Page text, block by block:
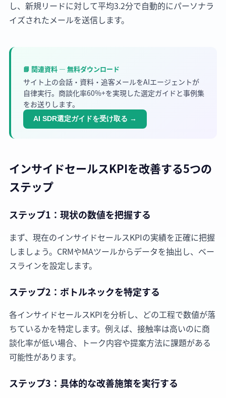
し、新規リードに対して平均3.2分で自動的にパーソナラ
イズされたメールを送信します。
📘 関連資料 — 無料ダウンロード
サイト上の会話・資料・追客メールをAIエージェントが
自律実行。商談化率60%+を実現した選定ガイドと事例集
をお送りします。
AI SDR選定ガイドを受け取る →
インサイドセールスKPIを改善する5つの
ステップ
ステップ1：現状の数値を把握する
まず、現在のインサイドセールスKPIの実績を正確に把握
しましょう。CRMやMAツールからデータを抽出し、ベー
スラインを設定します。
ステップ2：ボトルネックを特定する
各インサイドセールスKPIを分析し、どの工程で数値が落
ちているかを特定します。例えば、接触率は高いのに商
談化率が低い場合、トーク内容や提案方法に課題がある
可能性があります。
ステップ3：具体的な改善施策を実行する